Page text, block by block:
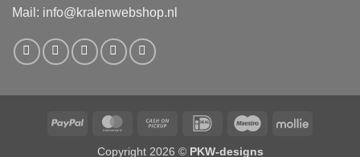
Mail: info@kralenwebshop.nl
PayPal MasterCardCash
IDeal Maestro Mollie
Copyright 2026 © PKW-designs